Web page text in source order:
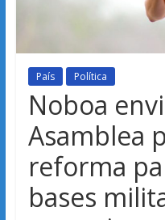
País Política
Noboa
Asamblea
reforma
bases